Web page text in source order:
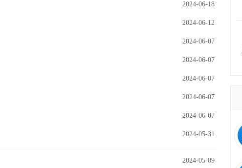
2024-06-18
2024-06-12
2024-06-07
2024-06-07
2024-06-07
2024-06-07
2024-06-07
2024-05-31
2024-05-09